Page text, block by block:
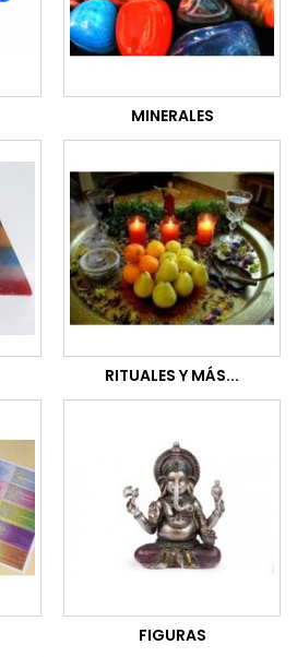
MINERALES
RITUALES Y MÁS...
FIGURAS